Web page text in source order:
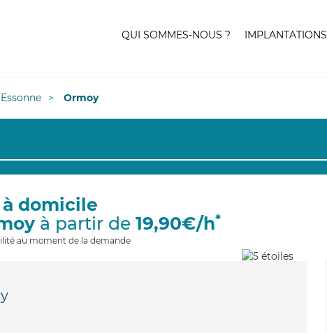
QUI SOMMES-NOUS ? IMPLANTATIONS
Essonne Ormoy
à domicile
à partir de 19,90€/h*
au moment de la demande